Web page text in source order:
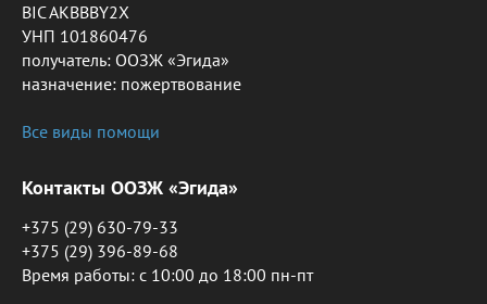
BIC AKBBBY2X
УНП 101860476
получатель: ООЗЖ «Эгида»
назначение: пожертвование
Все виды помощи
Контакты ООЗЖ «Эгида»
+375 (29) 630-79-33
+375 (29) 396-89-68
Время работы: c 10:00 до 18:00 пн-пт